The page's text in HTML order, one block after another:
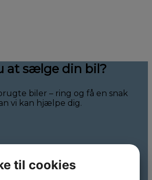
at sælge din bil?
biler – ring og få en snak
vi kan hjælpe dig.
til cookies